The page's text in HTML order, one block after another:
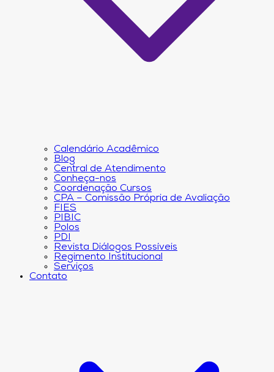
Calendário Acadêmico
Blog
Central de Atendimento
Conheça-nos
Coordenação Cursos
CPA – Comissão Própria de Avaliação
FIES
PIBIC
Polos
PDI
Revista Diálogos Possíveis
Regimento Institucional
Serviços
Contato